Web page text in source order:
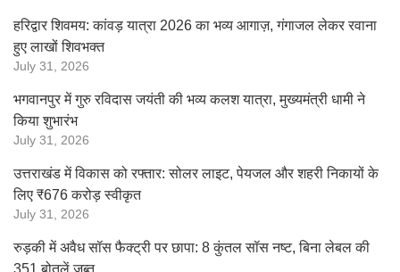
हरिद्वार शिवमय: कांवड़ यात्रा 2026 का भव्य आगाज़, गंगाजल लेकर रवाना
हुए लाखों शिवभक्त
July 31, 2026
भगवानपुर में गुरु रविदास जयंती की भव्य कलश यात्रा, मुख्यमंत्री धामी ने
किया शुभारंभ
July 31, 2026
उत्तराखंड में विकास को रफ्तार: सोलर लाइट, पेयजल और शहरी निकायों के
लिए ₹676 करोड़ स्वीकृत
July 31, 2026
रुड़की में अवैध सॉस फैक्ट्री पर छापा: 8 कुंतल सॉस नष्ट, बिना लेबल की
351 बोतलें जब्त